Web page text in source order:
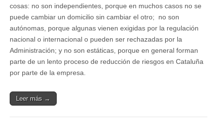
cosas: no son independientes, porque en muchos casos no se
puede cambiar un domicilio sin cambiar el otro; no son
autónomas, porque algunas vienen exigidas por la regulación
nacional o internacional o pueden ser rechazadas por la
Administración; y no son estáticas, porque en general forman
parte de un lento proceso de reducción de riesgos en Cataluña
por parte de la empresa.
Leer más →